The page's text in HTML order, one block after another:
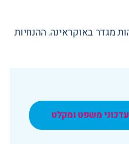
מגדר באוקראינה. ההנחיות
משפט ומקלט